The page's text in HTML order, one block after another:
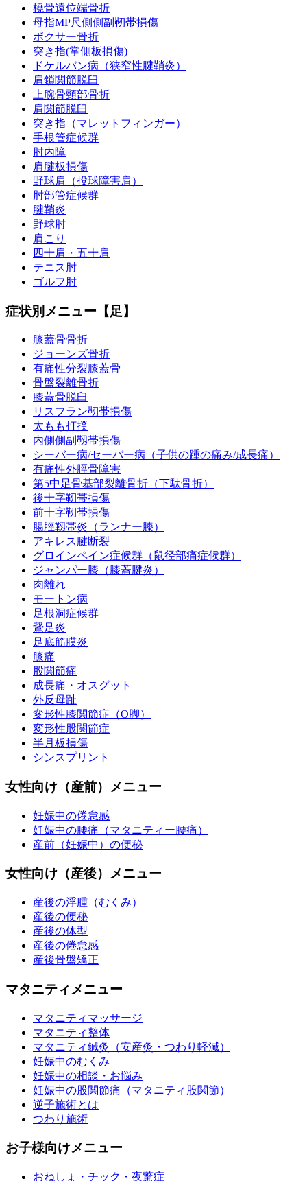
橈骨遠位端骨折
母指MP尺側側副靭帯損傷
ボクサー骨折
突き指(掌側板損傷)
ドケルバン病（狭窄性腱鞘炎）
肩鎖関節脱臼
上腕骨頸部骨折
肩関節脱臼
突き指（マレットフィンガー）
手根管症候群
肘内障
肩腱板損傷
野球肩（投球障害肩）
肘部管症候群
腱鞘炎
野球肘
肩こり
四十肩・五十肩
テニス肘
ゴルフ肘
症状別メニュー【足】
膝蓋骨骨折
ジョーンズ骨折
有痛性分裂膝蓋骨
骨盤裂離骨折
膝蓋骨脱臼
リスフラン靭帯損傷
太もも打撲
内側側副靱帯損傷
シーバー病/セーバー病（子供の踵の痛み/成長痛）
有痛性外脛骨障害
第5中足骨基部裂離骨折（下駄骨折）
後十字靭帯損傷
前十字靭帯損傷
腸脛靱帯炎（ランナー膝）
アキレス腱断裂
グロインペイン症候群（鼠径部痛症候群）
ジャンパー膝（膝蓋腱炎）
肉離れ
モートン病
足根洞症候群
鵞足炎
足底筋膜炎
膝痛
股関節痛
成長痛・オスグット
外反母趾
変形性膝関節症（O脚）
変形性股関節症
半月板損傷
シンスプリント
女性向け（産前）メニュー
妊娠中の倦怠感
妊娠中の腰痛（マタニティー腰痛）
産前（妊娠中）の便秘
女性向け（産後）メニュー
産後の浮腫（むくみ）
産後の便秘
産後の体型
産後の倦怠感
産後骨盤矯正
マタニティメニュー
マタニティマッサージ
マタニティ整体
マタニティ鍼灸（安産灸・つわり軽減）
妊娠中のむくみ
妊娠中の相談・お悩み
妊娠中の股関節痛（マタニティ股関節）
逆子施術とは
つわり施術
お子様向けメニュー
おねしょ・チック・夜驚症